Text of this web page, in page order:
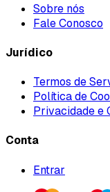
Sobre nós
Fale Conosco
Jurídico
Termos de
Política de
Privacidade e
Conta
Entrar